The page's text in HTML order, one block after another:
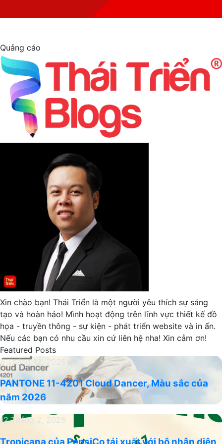
Quảng cáo
Xin chào bạn! Thái Triển là một người yêu thích sự sáng
tạo và hoàn hảo! Mình hoạt động trên lĩnh vực thiết kế đồ
họa - truyền thông - sự kiện - phát triển website và in ấn.
Nếu các bạn có nhu cầu xin cứ liên hệ nha! Xin cảm ơn!
Featured Posts
PANTONE
11-
4201
Cloud
Màu
8 Tháng 12, 2025
PANTONE 11-4201 Cloud Dancer, Màu sắc của
năm 2026
Tropicana
12 Tháng 2, 2025
Tropicana của PepsiCo tái xuất với bộ nhận diện